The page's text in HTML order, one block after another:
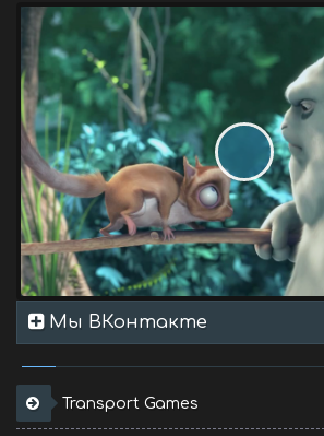
Мы ВКонтакте
Transport Games